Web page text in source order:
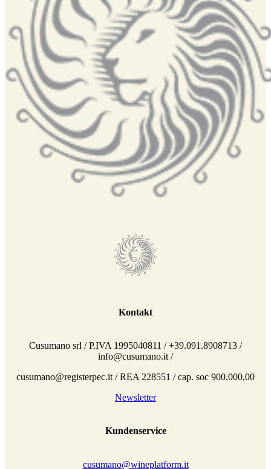
Kontakt
Cusumano srl / P.IVA 1995040811 / +39.091.8908713 /
info@cusumano.it /
cusumano@registerpec.it / REA 228551 / cap. soc 900.000,00
Newsletter
Kundenservice
cusumano@wineplatform.it